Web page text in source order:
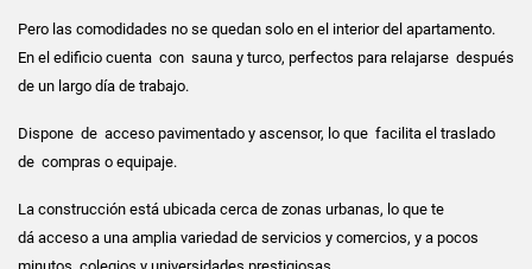
Pero las comodidades no se quedan solo en el interior del apartamento.
En el edificio cuenta con sauna y turco, perfectos para relajarse después
de un largo día de trabajo.
Dispone de acceso pavimentado y ascensor, lo que facilita el traslado
de compras o equipaje.
La construcción está ubicada cerca de zonas urbanas, lo que te
dá acceso a una amplia variedad de servicios y comercios, y a pocos